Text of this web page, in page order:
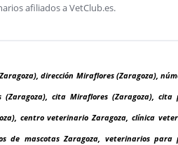
afiliados a VetClub.es.
dirección Miraflores (Zaragoza),
cita Miraflores (Zaragoza), cita
centro veterinario Zaragoza, clínica
de mascotas Zaragoza, veterinarios para